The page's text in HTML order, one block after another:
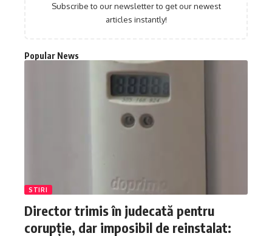
Subscribe to our newsletter to get our newest
articles instantly!
Popular News
STIRI
Director trimis în judecată pentru
corupție, dar imposibil de reinstalat: